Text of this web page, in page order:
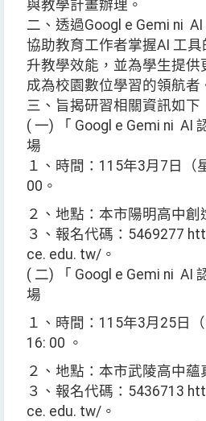
與教學計畫辦理。
二、透過Googl e Gemi ni
協助教育工作者掌握AI 工
升教學效能，並為學生提供
成為校園數位學習的領航者
三、旨揭研習相關資訊如下
( 一) 「 Googl e Gemi ni AI
場
１、時間：115年3月7日（
00。
２、地點：本市陽明高中創
３、報名代碼：5469277
ce. edu. tw/。
( 二) 「 Googl e Gemi ni AI
場
１、時間：115年3月25日
16: 00 。
２、地點：本市武陵高中蘊
３、報名代碼：5436713
ce. edu. tw/。